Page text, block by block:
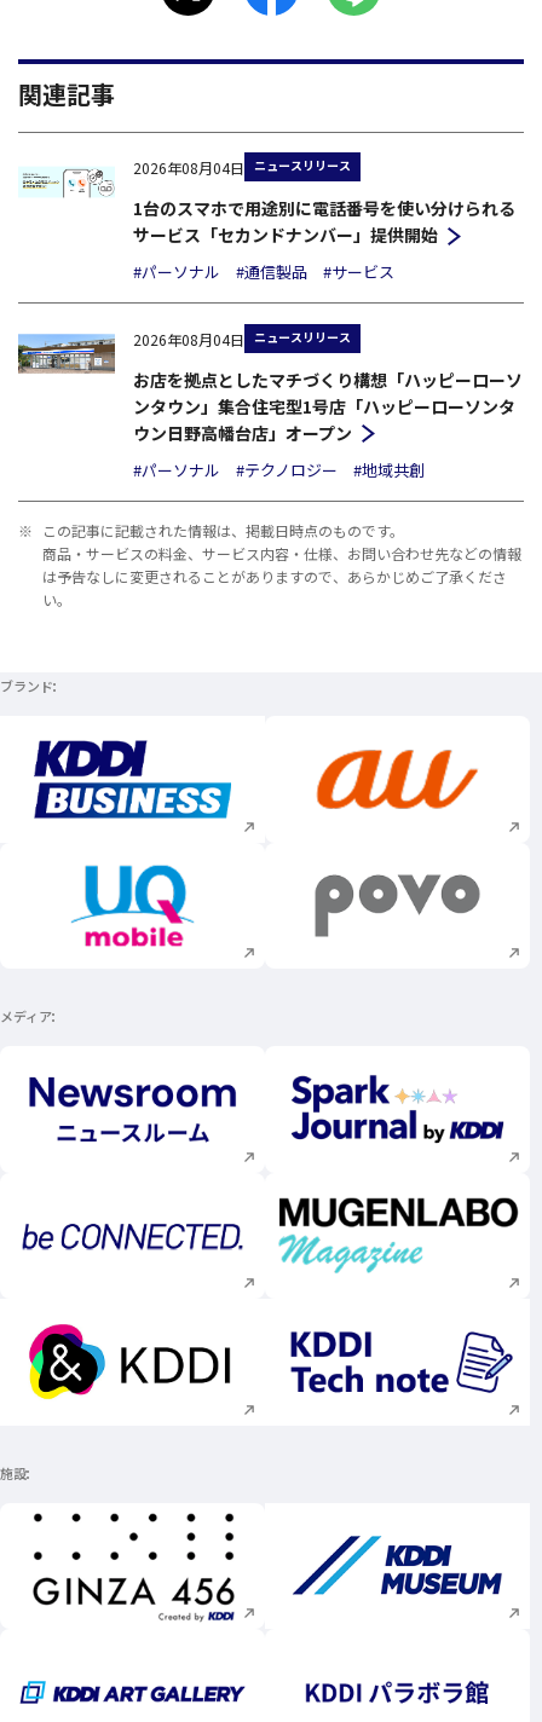
関連記事
2026年08月04日 ニュースリリース
1台のスマホで用途別に電話番号を使い分けられる
サービス「セカンドナンバー」提供開始
#パーソナル #通信製品 #サービス
2026年08月04日 ニュースリリース
お店を拠点としたマチづくり構想「ハッピーローソ
ンタウン」集合住宅型1号店「ハッピーローソンタ
ウン日野高幡台店」オープン
#パーソナル #テクノロジー #地域共創
※
この記事に記載された情報は、掲載日時点のものです。
商品・サービスの料金、サービス内容・仕様、お問い合わせ先などの情報
は予告なしに変更されることがありますので、あらかじめご了承くださ
い。
ブランド
新規ウィンドウで開く 新規ウィンドウで
新規ウィンドウで開く 新規ウィンドウで
メディア
新規ウィンドウで開く 新規ウィンドウで
新規ウィンドウで開く 新規ウィンドウで
新規ウィンドウで開く 新規ウィンドウで
施設
新規ウィンドウで開く 新規ウィンドウで
新規ウィンドウで開く 新規ウィンドウで